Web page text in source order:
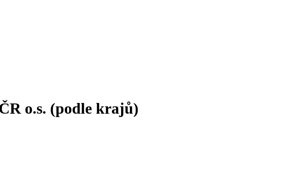
o.s. (podle krajů)